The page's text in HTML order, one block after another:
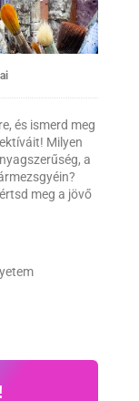
és ismerd meg
Milyen
a
meg a jövő